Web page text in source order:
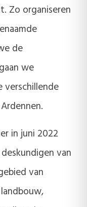
Zo organiseren
de
we
verschillende
in juni 2022
van
van